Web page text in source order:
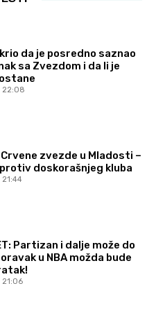
da je posredno saznao
sa Zvezdom i da li je
22:08
zvezde u Mladosti –
doskorašnjeg kluba
Partizan i dalje može do
u NBA možda bude
21:06